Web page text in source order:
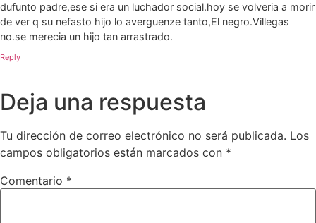
dufunto padre,ese si era un luchador social.hoy se volveria a morir
de ver q su nefasto hijo lo averguenze tanto,El negro.Villegas
no.se merecia un hijo tan arrastrado.
Reply
Deja una respuesta
Tu dirección de correo electrónico no será publicada. Los
campos obligatorios están marcados con *
Comentario *